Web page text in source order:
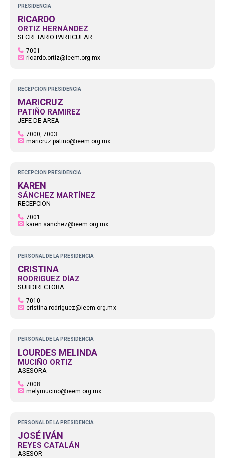
PRESIDENCIA
RICARDO
ORTIZ HERNÁNDEZ
SECRETARIO PARTICULAR
7001
ricardo.ortiz@ieem.org.mx
RECEPCION PRESIDENCIA
MARICRUZ
PATIÑO RAMIREZ
JEFE DE AREA
7000, 7003
maricruz.patino@ieem.org.mx
RECEPCION PRESIDENCIA
KAREN
SÁNCHEZ MARTÍNEZ
RECEPCION
7001
karen.sanchez@ieem.org.mx
PERSONAL DE LA PRESIDENCIA
CRISTINA
RODRIGUEZ DÍAZ
SUBDIRECTORA
7010
cristina.rodriguez@ieem.org.mx
PERSONAL DE LA PRESIDENCIA
LOURDES MELINDA
MUCIÑO ORTIZ
ASESORA
7008
melymucino@ieem.org.mx
PERSONAL DE LA PRESIDENCIA
JOSÉ IVÁN
REYES CATALÁN
ASESOR